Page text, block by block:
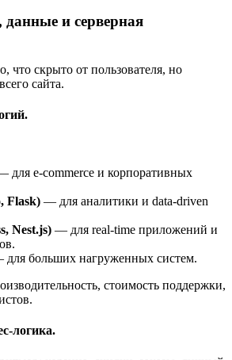
и серверная
что скрыто от пользователя, но
сайта.
для e-commerce и корпоративных
Flask) — для аналитики и data-driven
Nest.js) — для real-time приложений и
больших нагруженных систем.
стоимость поддержки,
логика.